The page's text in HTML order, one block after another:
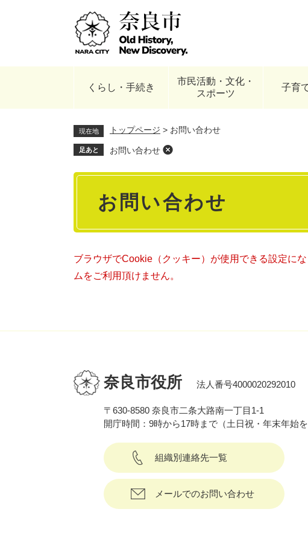
くらし・手続き
市民活動・文化・
スポーツ
子育
現在地 トップページ > お問い合わせ
足あと お問い合わせ
本
お問い合わせ
ブラウザでCookie（クッキー）が使用できる設定に
ムをご利用頂けません。
奈良市役所 法人番号4000020292010
〒630-8580 奈良市二条大路南一丁目1-1
開庁時間：9時から17時まで（土日祝・年末年始を
組織別連絡先一覧
メールでのお問い合わせ